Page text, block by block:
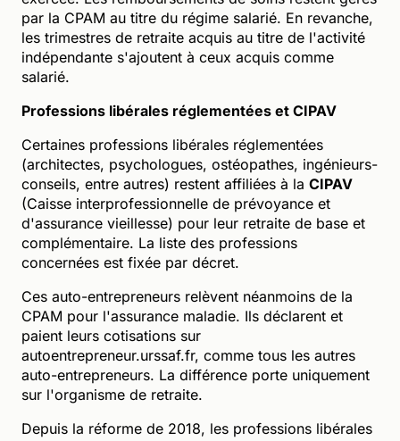
par la CPAM au titre du régime salarié. En revanche,
les trimestres de retraite acquis au titre de l'activité
indépendante s'ajoutent à ceux acquis comme
salarié.
Professions libérales réglementées et CIPAV
Certaines professions libérales réglementées
(architectes, psychologues, ostéopathes, ingénieurs-
conseils, entre autres) restent affiliées à la CIPAV
(Caisse interprofessionnelle de prévoyance et
d'assurance vieillesse) pour leur retraite de base et
complémentaire. La liste des professions
concernées est fixée par décret.
Ces auto-entrepreneurs relèvent néanmoins de la
CPAM pour l'assurance maladie. Ils déclarent et
paient leurs cotisations sur
autoentrepreneur.urssaf.fr, comme tous les autres
auto-entrepreneurs. La différence porte uniquement
sur l'organisme de retraite.
Depuis la réforme de 2018, les professions libérales